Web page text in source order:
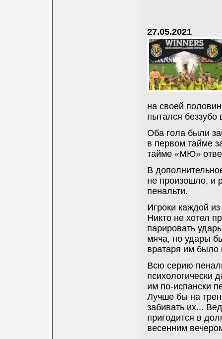
27.05.2021
на своей
пытался беззубо
Оба гола были
в первом тайме
тайме «МЮ»
В
не произошло, и
пенальти.
Игроки каждой
Никто не хотел
парировать
мяча, но удары
вратаря им было
Всю серию
психологически
им по-испански
Лучше бы на
забивать их...
пригодится в
весенним